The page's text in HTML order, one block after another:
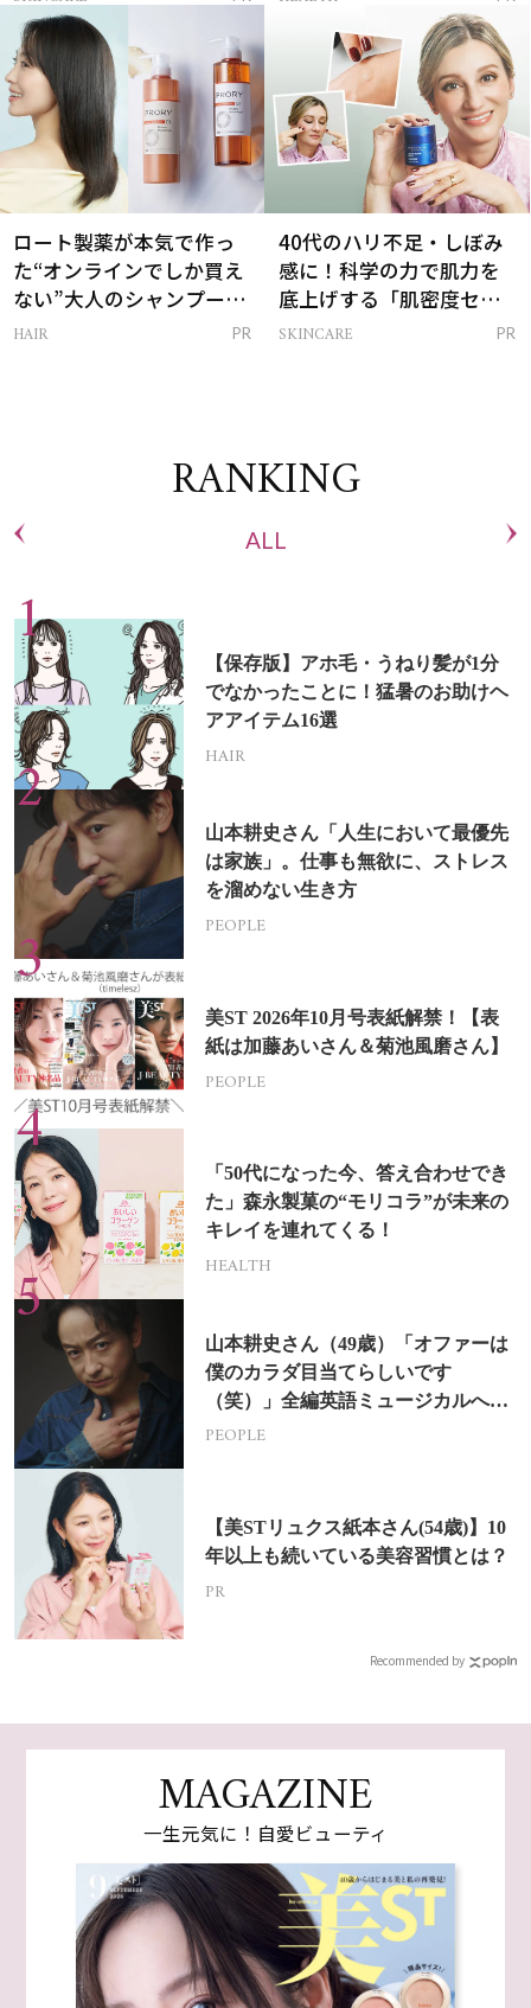
ロート製薬が本気で作っ
た“オンラインでしか買え
ない”大人のシャンプー＆
トリートメントって？
HAIR PR
40代のハリ不足・しぼみ
感に！科学の力で肌力を
底上げする「肌密度セラ
ム」
SKINCARE PR
RANKING
ALL
【保存版】アホ毛・うねり髪が1分
でなかったことに！猛暑のお助けヘ
アアイテム16選
HAIR
山本耕史さん「人生において最優先
は家族」。仕事も無欲に、ストレス
を溜めない生き方
PEOPLE
美ST 2026年10月号表紙解禁！【表
紙は加藤あいさん＆菊池風磨さん】
PEOPLE
「50代になった今、答え合わせでき
た」森永製菓の“モリコラ”が未来の
キレイを連れてくる！
HEALTH
山本耕史さん（49歳）「オファーは
僕のカラダ目当てらしいです
（笑）」全編英語ミュージカルへの
挑戦
PEOPLE
【美STリュクス紙本さん(54歳)】10
年以上も続いている美容習慣とは？
PR
Recommended by
MAGAZINE
一生元気に！自愛ビューティ